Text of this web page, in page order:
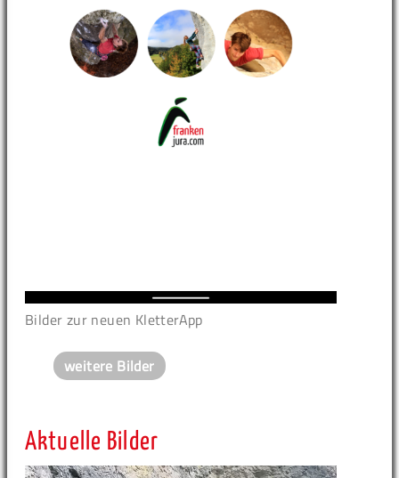
Bilder zur neuen KletterApp
weitere Bilder
Aktuelle Bilder